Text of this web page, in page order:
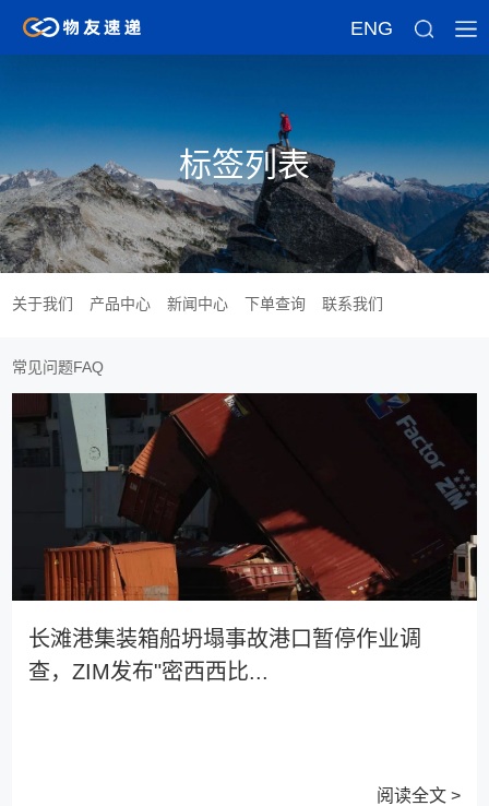
ENG
标签列表
关于我们 产品中心 新闻中心 下单查询 联系我们
常见问题FAQ
长滩港集装箱船坍塌事故港口暂停作业调
查，ZIM发布"密西西比...
阅读全文 >